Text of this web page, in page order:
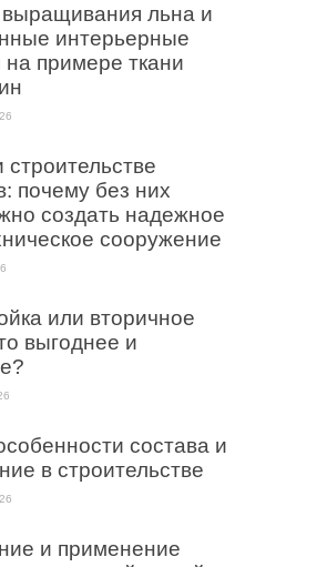
льна и
интерьерные
примере ткани
почему без них
создать надежное
сооружение
или вторичное
выгоднее и
состава и
в строительстве
и применение